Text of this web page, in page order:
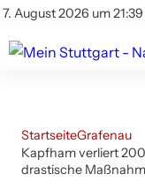
7. August 2026 um
Impressum
Branchenbuch
Werbung
StartseiteGrafenau
Kapfham verliert
drastische